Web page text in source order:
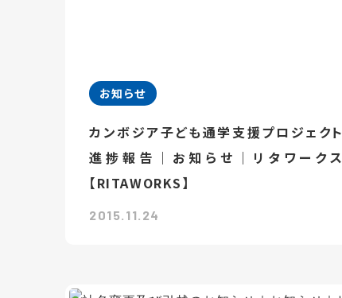
お知らせ
カンボジア子ども通学支援プロジェクト
進捗報告｜お知らせ｜リタワークス
【RITAWORKS】
2015.11.24